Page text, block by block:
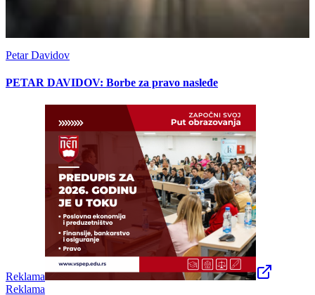
Petar Davidov
PETAR DAVIDOV: Borbe za pravo nasleđe
Reklama
Reklama